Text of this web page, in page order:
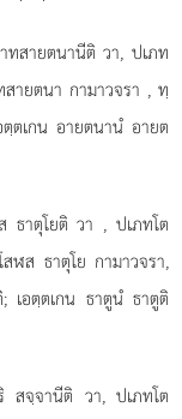
สายตนานีติ วา, ปเภท
ายตนา กามาวจรา , ทฺ
ตเกน อายตนานํ อายต
ธาตุโยติ วา , ปเภทโต
ฬส ธาตุโย กามาวจรา,
อตฺตเกน ธาตูนํ ธาตูติ
สจฺจานีติ วา, ปเภทโต